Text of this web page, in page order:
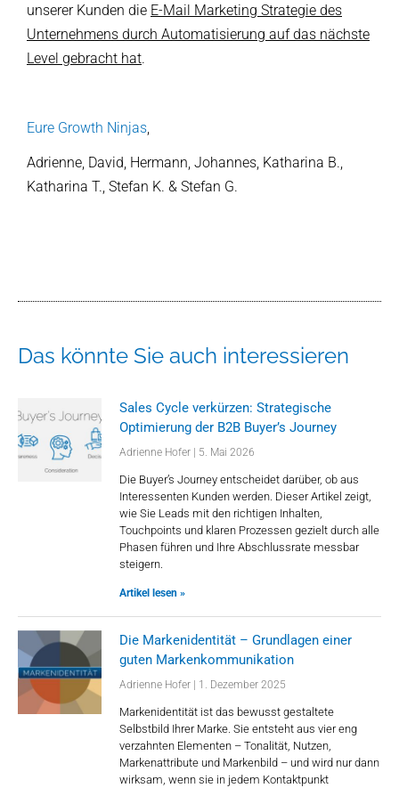
unserer Kunden die E-Mail Marketing Strategie des
Unternehmens durch Automatisierung auf das nächste
Level gebracht hat.
Eure Growth Ninjas
Adrienne, David, Hermann, Johannes, Katharina B.,
Katharina T., Stefan K. & Stefan G.
Das könnte Sie auch interessieren
Sales Cycle verkürzen: Strategische
Optimierung der B2B Buyer’s Journey
Adrienne Hofer 5. Mai 2026
Die Buyer’s Journey entscheidet darüber, ob aus
Interessenten Kunden werden. Dieser Artikel zeigt,
wie Sie Leads mit den richtigen Inhalten,
Touchpoints und klaren Prozessen gezielt durch alle
Phasen führen und Ihre Abschlussrate messbar
steigern.
Artikel lesen »
Die Markenidentität – Grundlagen einer
guten Markenkommunikation
Adrienne Hofer 1. Dezember 2025
Markenidentität ist das bewusst gestaltete
Selbstbild Ihrer Marke. Sie entsteht aus vier eng
verzahnten Elementen – Tonalität, Nutzen,
Markenattribute und Markenbild – und wird nur dann
wirksam, wenn sie in jedem Kontaktpunkt